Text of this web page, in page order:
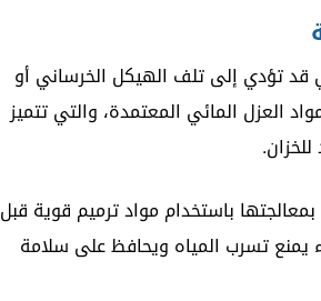
قد تؤدي إلى تلف الهيكل الخرساني أو
العزل المائي المعتمدة، والتي تتميز
باستخدام مواد ترميم قوية قبل
يمنع تسرب المياه ويحافظ على سلامة